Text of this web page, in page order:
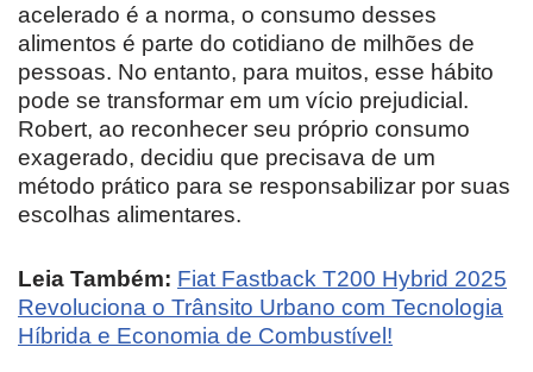
acelerado é a norma, o consumo desses
alimentos é parte do cotidiano de milhões de
pessoas. No entanto, para muitos, esse hábito
pode se transformar em um vício prejudicial.
Robert, ao reconhecer seu próprio consumo
exagerado, decidiu que precisava de um
método prático para se responsabilizar por suas
escolhas alimentares.
Leia Também: Fiat Fastback T200 Hybrid 2025
Revoluciona o Trânsito Urbano com Tecnologia
Híbrida e Economia de Combustível!